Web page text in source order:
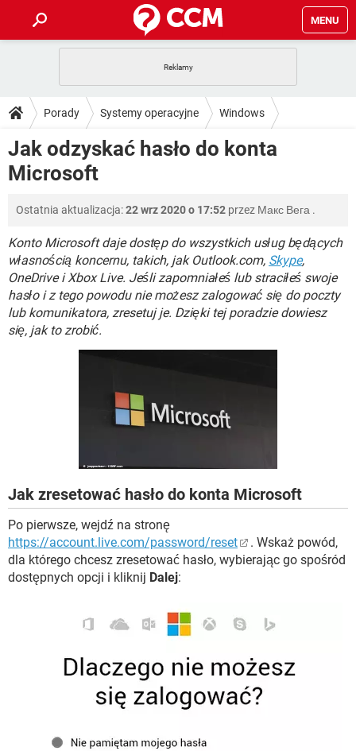
MENU
GRY WHATSAPP
SPOTIFY NETFLIX
INSTAGRAM
PORADY
PlayStation TIKTOK
GRY WHATSAPP
INSTAGRAM FACEBOOK
WINDOWS 10
DO POBRANIA
ANDROID
INSTAGRAM FACEBOOK
WINDOWS 10
FORUM
COVID-19 TIKTOK
GRY WHATSAPP
SPOTIFY NETFLIX
INSTAGRAM FACEBOOK
WINDOWS 10
COVID-19 TIKTOK
GRY WHATSAPP
SPOTIFY NETFLIX
INSTAGRAM
Porady Systemy operacyjne Windows
Jak odzyskać hasło do konta
Microsoft
Ostatnia aktualizacja:22 wrz 2020 o 17:52 przez Макс Вега .
Konto Microsoft daje dostęp do wszystkich usług będących
własnością koncernu, takich, jak Outlook.com, Skype,
OneDrive i Xbox Live. Jeśli zapomniałeś lub straciłeś swoje
hasło i z tego powodu nie możesz zalogować się do poczty
lub komunikatora, zresetuj je. Dzięki tej poradzie dowiesz
się, jak to zrobić.
Jak zresetować hasło do konta Microsoft
Po pierwsze, wejdź na stronę
https://account.live.com/password/reset
. Wskaż powód,
dla którego chcesz zresetować hasło, wybierając go spośród
dostępnych opcji i kliknij Dalej: